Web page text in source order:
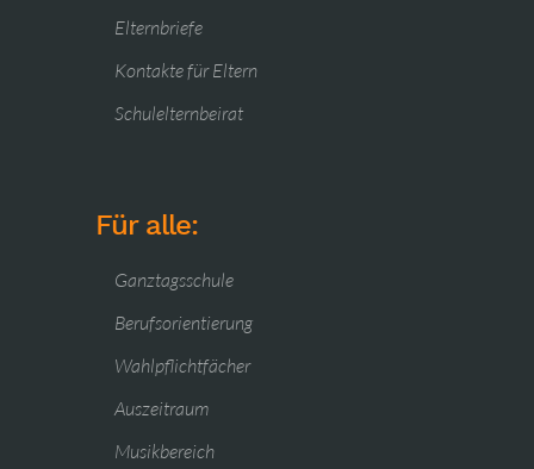
Elternbriefe
Kontakte für Eltern
Schulelternbeirat
Für alle:
Ganztagsschule
Berufsorientierung
Wahlpflichtfächer
Auszeitraum
Musikbereich